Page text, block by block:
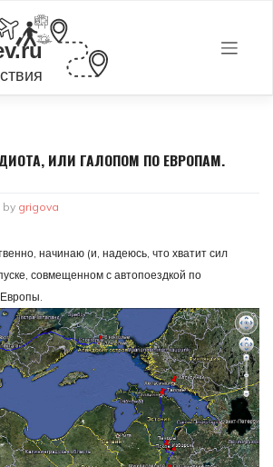
ИЛИ ГАЛОПОМ ПО ЕВРОПАМ.
by grigova
начинаю (и, надеюсь, что хватит сил
совмещенном с автопоездкой по